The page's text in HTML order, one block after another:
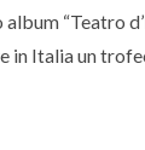
“Teatro
in Italia un